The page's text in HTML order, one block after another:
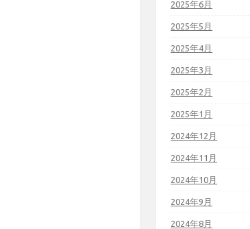
2025年6月
2025年5月
2025年4月
2025年3月
2025年2月
2025年1月
2024年12月
2024年11月
2024年10月
2024年9月
2024年8月